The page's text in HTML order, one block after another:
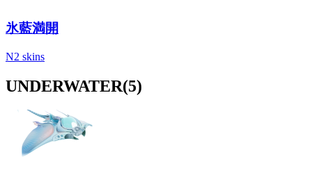
氷藍満開
N2 skins
UNDERWATER(5)